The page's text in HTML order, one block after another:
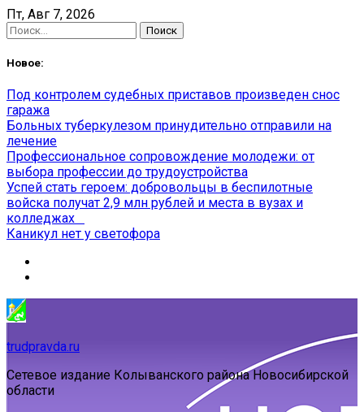
Skip
to
content
Пт, Авг 7, 2026
Найти:
Новое:
Под контролем судебных приставов произведен снос
гаража
Больных туберкулезом принудительно отправили на
лечение
Профессиональное сопровождение молодежи: от
выбора профессии до трудоустройства
Успей стать героем: добровольцы в беспилотные
войска получат 2,9 млн рублей и места в вузах и
колледжах
Каникул нет у светофора
trudpravda.ru
Сетевое издание Колыванского района Новосибирской
области